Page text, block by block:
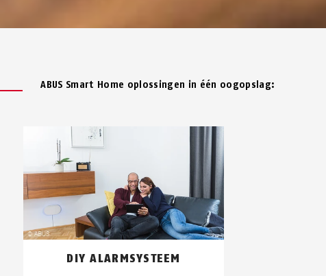
ABUS Smart Home oplossingen in één oogopslag:
DIY ALARMSYSTEEM